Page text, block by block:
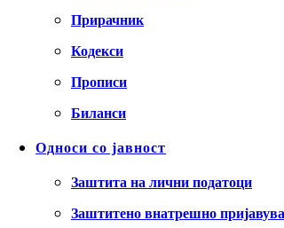
Прирачник
Кодекси
Прописи
Биланси
Односи со јавност
Заштита на лични податоци
Заштитено внатрешно